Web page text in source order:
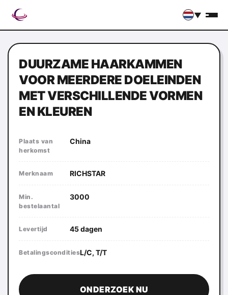
▼
DUURZAME HAARKAMMEN
VOOR MEERDERE DOELEINDEN
MET VERSCHILLENDE VORMEN
EN KLEUREN
Plaats van
herkomst
China
Merknaam RICHSTAR
Min.
bestelaantal
3000
Levertijd 45 dagen
BetalingsconditiesL/C, T/T
ONDERZOEK NU